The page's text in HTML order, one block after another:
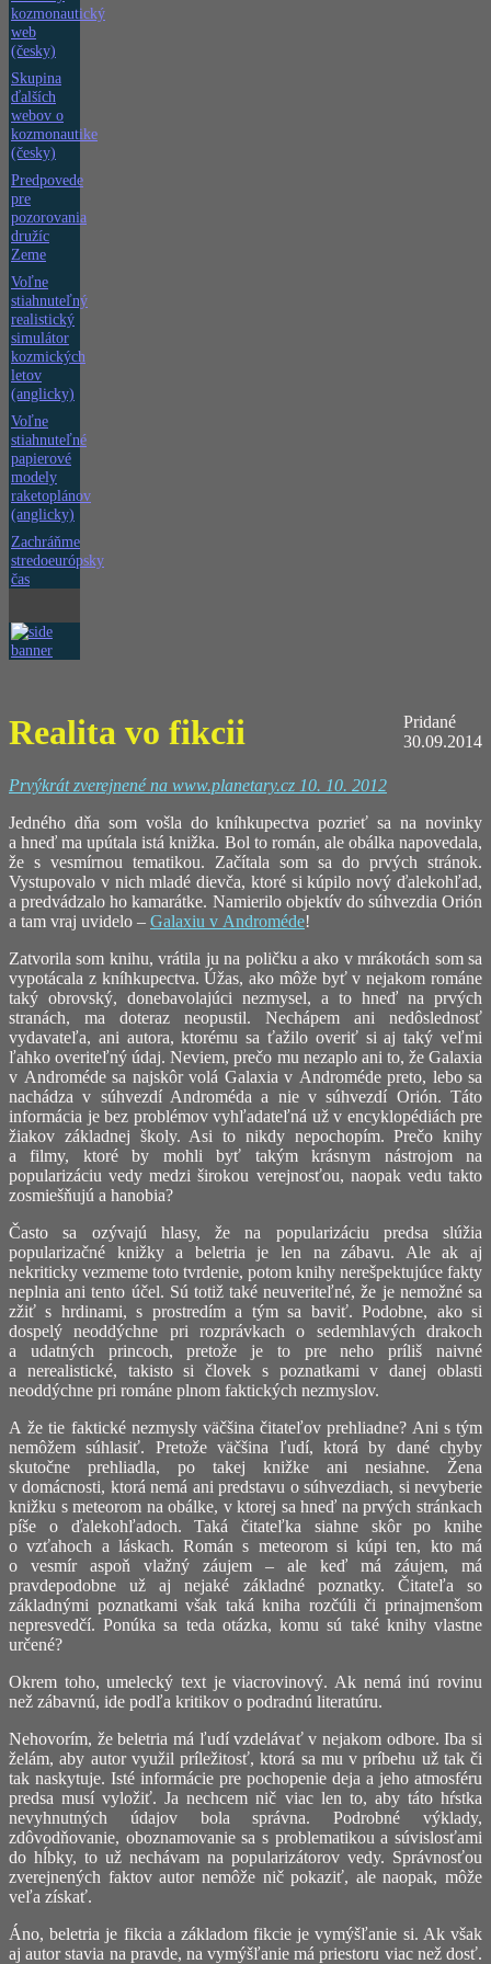
kozmonautický
web
(česky)
Skupina
ďalších
webov o
kozmonautike
(česky)
Predpovede
pre
pozorovania
družíc
Zeme
Voľne
stiahnuteľný
realistický
simulátor
kozmických
letov
(anglicky)
Voľne
stiahnuteľné
papierové
modely
raketoplánov
(anglicky)
Zachráňme
stredoeurópsky
čas
Pridané
30.09.2014
Realita vo fikcii
Prvýkrát zverejnené na www.planetary.cz 10. 10. 2012
Jedného dňa som vošla do kníhkupectva pozrieť sa na novinky
a hneď ma upútala istá knižka. Bol to román, ale obálka napovedala,
že s vesmírnou tematikou. Začítala som sa do prvých stránok.
Vystupovalo v nich mladé dievča, ktoré si kúpilo nový ďalekohľad,
a predvádzalo ho kamarátke. Namierilo objektív do súhvezdia Orión
a tam vraj uvidelo – Galaxiu v Androméde!
Zatvorila som knihu, vrátila ju na poličku a ako v mrákotách som sa
vypotácala z kníhkupectva. Úžas, ako môže byť v nejakom románe
taký obrovský, donebavolajúci nezmysel, a to hneď na prvých
stranách, ma doteraz neopustil. Nechápem ani nedôslednosť
vydavateľa, ani autora, ktorému sa ťažilo overiť si aj taký veľmi
ľahko overiteľný údaj. Neviem, prečo mu nezaplo ani to, že Galaxia
v Androméde sa najskôr volá Galaxia v Androméde preto, lebo sa
nachádza v súhvezdí Androméda a nie v súhvezdí Orión. Táto
informácia je bez problémov vyhľadateľná už v encyklopédiách pre
žiakov základnej školy. Asi to nikdy nepochopím. Prečo knihy
a filmy, ktoré by mohli byť takým krásnym nástrojom na
popularizáciu vedy medzi širokou verejnosťou, naopak vedu takto
zosmiešňujú a hanobia?
Často sa ozývajú hlasy, že na popularizáciu predsa slúžia
popularizačné knižky a beletria je len na zábavu. Ale ak aj
nekriticky vezmeme toto tvrdenie, potom knihy nerešpektujúce fakty
neplnia ani tento účel. Sú totiž také neuveriteľné, že je nemožné sa
zžiť s hrdinami, s prostredím a tým sa baviť. Podobne, ako si
dospelý neoddýchne pri rozprávkach o sedemhlavých drakoch
a udatných princoch, pretože je to pre neho príliš naivné
a nerealistické, takisto si človek s poznatkami v danej oblasti
neoddýchne pri románe plnom faktických nezmyslov.
A že tie faktické nezmysly väčšina čitateľov prehliadne? Ani s tým
nemôžem súhlasiť. Pretože väčšina ľudí, ktorá by dané chyby
skutočne prehliadla, po takej knižke ani nesiahne. Žena
v domácnosti, ktorá nemá ani predstavu o súhvezdiach, si nevyberie
knižku s meteorom na obálke, v ktorej sa hneď na prvých stránkach
píše o ďalekohľadoch. Taká čitateľka siahne skôr po knihe
o vzťahoch a láskach. Román s meteorom si kúpi ten, kto má
o vesmír aspoň vlažný záujem – ale keď má záujem, má
pravdepodobne už aj nejaké základné poznatky. Čitateľa so
základnými poznatkami však taká kniha rozčúli či prinajmenšom
nepresvedčí. Ponúka sa teda otázka, komu sú také knihy vlastne
určené?
Okrem toho, umelecký text je viacrovinový. Ak nemá inú rovinu
než zábavnú, ide podľa kritikov o podradnú literatúru.
Nehovorím, že beletria má ľudí vzdelávať v nejakom odbore. Iba si
želám, aby autor využil príležitosť, ktorá sa mu v príbehu už tak či
tak naskytuje. Isté informácie pre pochopenie deja a jeho atmosféru
predsa musí vyložiť. Ja nechcem nič viac len to, aby táto hŕstka
nevyhnutných údajov bola správna. Podrobné výklady,
zdôvodňovanie, oboznamovanie sa s problematikou a súvislosťami
do hĺbky, to už nechávam na popularizátorov vedy. Správnosťou
zverejnených faktov autor nemôže nič pokaziť, ale naopak, môže
veľa získať.
Áno, beletria je fikcia a základom fikcie je vymýšľanie si. Ak však
aj autor stavia na pravde, na vymýšľanie má priestoru viac než dosť.